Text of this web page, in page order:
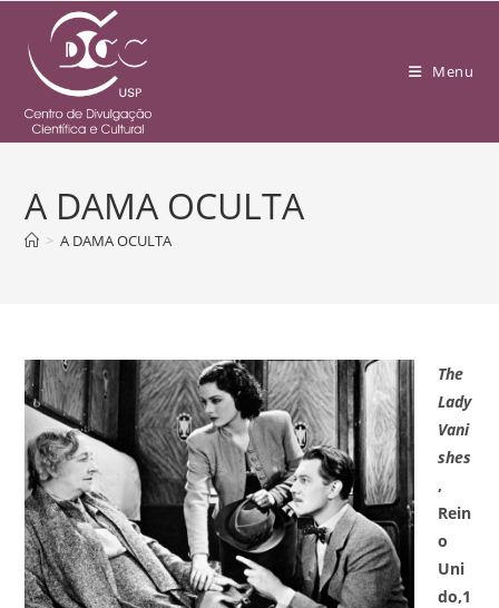
Menu
A DAMA OCULTA
> A DAMA OCULTA
The
Lady
Vani
shes
,
Rein
o
Uni
do,1